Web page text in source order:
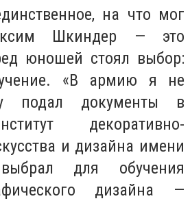
на что мог
Шкиндер — это
юношей стоял выбор:
«В армию я не
подал документы в
декоративно-
и дизайна имени
для обучения
дизайна —